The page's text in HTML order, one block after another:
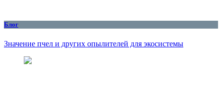
Блог
Значение пчел и других опылителей для экосистемы